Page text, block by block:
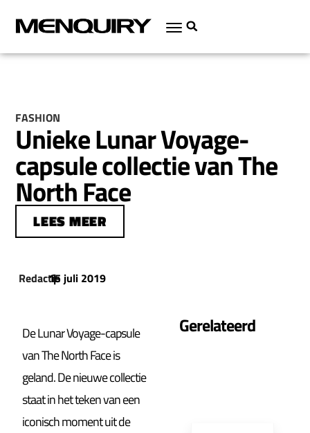
FASHION
Unieke Lunar Voyage-
capsule collectie van The
North Face
LEES MEER
Redactie
|
15 juli 2019
De Lunar Voyage-capsule
van The North Face is
geland. De nieuwe collectie
staat in het teken van een
iconisch moment uit de
Gerelateerd